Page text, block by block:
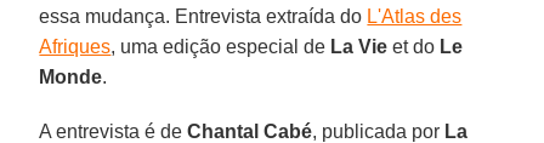
essa mudança. Entrevista extraída do L'Atlas des
Afriques, uma edição especial de La Vie et do Le
Monde.
A entrevista é deChantal Cabé, publicada por La